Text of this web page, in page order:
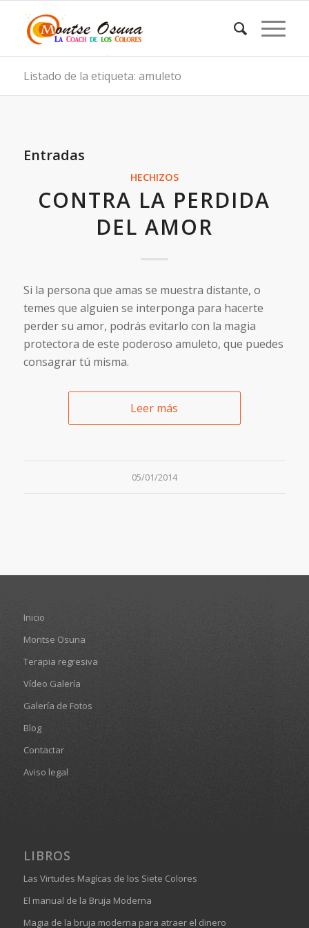
Listado de la etiqueta: amuleto
Entradas
HECHIZOS
CONTRA LA PERDIDA
DEL AMOR
Si la persona que amas se muestra distante, o
temes que alguien se interponga para hacerte
perder su amor, podrás evitarlo con la magia
protectora de este poderoso amuleto, que puedes
consagrar tú misma.
Leer más
05/01/2014
Inicio
Montse Osuna
Terapia regresiva
Vídeo Galería
Galería de Fotos
Blog
Contactar
Aviso legal
LIBROS
Las Virtudes Magícas de los Siete Colores
El manual de la Bruja Moderna
Magia de la bruja moderna para atraer el dinero